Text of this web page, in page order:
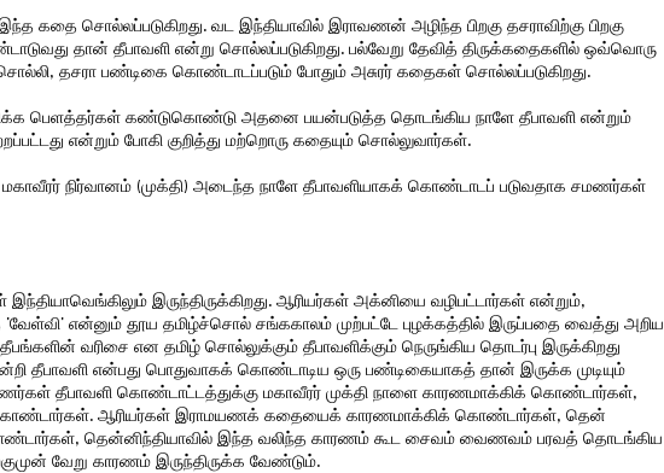
கதை சொல்லப்படுகிறது. வட இந்தியாவில் இராவணன் அழிந்த பிறகு தசராவிற்கு பிறகு
தான் தீபாவளி என்று சொல்லப்படுகிறது. பல்வேறு தேவித் திருக்கதைகளில் ஒவ்வொரு
தசரா பண்டிகை கொண்டாடப்படும் போதும் அசுரர் கதைகள் சொல்லப்படுகிறது.
பெளத்தர்கள் கண்டுகொண்டு அதனை பயன்படுத்த தொடங்கிய நாளே தீபாவளி என்றும்
என்றும் போகி குறித்து மற்றொரு கதையும் சொல்லுவார்கள்.
நிர்வானம் (முக்தி) அடைந்த நாளே தீபாவளியாகக் கொண்டாடப் படுவதாக சமணர்கள்
இருந்திருக்கிறது. ஆரியர்கள் அக்னியை வழிபட்டார்கள் என்றும்,
'வேள்வி' என்னும் தூய தமிழ்ச்சொல் சங்ககாலம் முற்பட்டே புழக்கத்தில் இருப்பதை வைத்து அறிய
வரிசை என தமிழ் சொல்லுக்கும் தீபாவளிக்கும் நெருங்கிய தொடர்பு இருக்கிறது
இன்றி தீபாவளி என்பது பொதுவாகக் கொண்டாடிய ஒரு பண்டிகையாகத் தான் இருக்க முடியும்
தீபாவளி கொண்டாட்டத்துக்கு மகாவீரர் முக்தி நாளை காரணமாக்கிக் கொண்டார்கள்,
ஆரியர்கள் இராமயணக் கதையைக் காரணமாக்கிக் கொண்டார்கள், தென்
தென்னிந்தியாவில் இந்த வலிந்த காரணம் கூட சைவம் வைணவம் பரவத் தொடங்கிய
வேறு காரணம் இருந்திருக்க வேண்டும்.